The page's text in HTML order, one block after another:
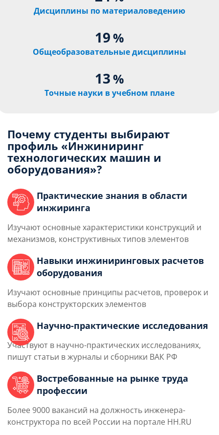
Дисциплины по материаловедению
19%
Общеобразовательные дисциплины
13%
Точные науки в учебном плане
Почему студенты выбирают
профиль «Инжиниринг
технологических машин и
оборудования»?
Практические знания в области
инжиринга
Изучают основные характеристики конструкций и
механизмов, конструктивных типов элементов
Навыки инжиниринговых расчетов
оборудования
Изучают основные принципы расчетов, проверок и
выбора конструкторских элементов
Научно-практические исследования
Участвуют в научно-практических исследованиях,
пишут статьи в журналы и сборники ВАК РФ
Востребованные на рынке труда
профессии
Более 9000 вакансий на должность инженера-
конструктора по всей России на портале HH.RU